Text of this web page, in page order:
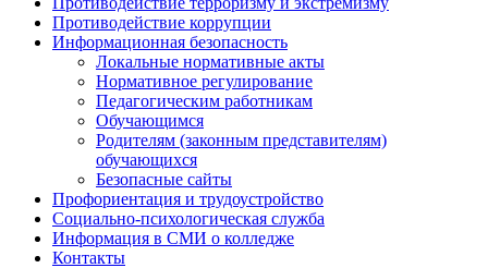
Противодействие коррупции
Информационная безопасность
Локальные нормативные акты
Нормативное регулирование
Педагогическим работникам
Обучающимся
Родителям (законным представителям)
обучающихся
Безопасные сайты
Профориентация и трудоустройство
Социально-психологическая служба
Информация в СМИ о колледже
Контакты